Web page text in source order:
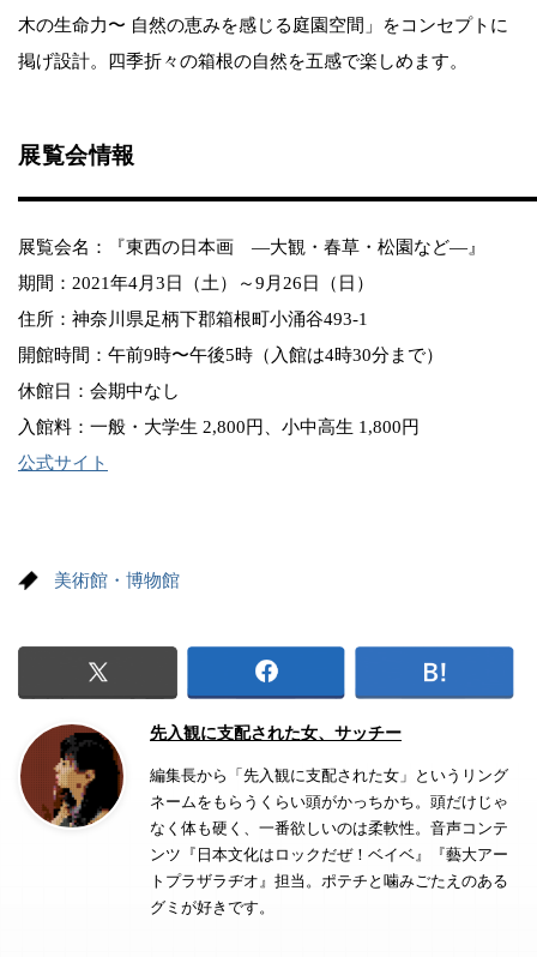
木の生命力〜 自然の恵みを感じる庭園空間」をコンセプトに
掲げ設計。四季折々の箱根の自然を五感で楽しめます。
展覧会情報
展覧会名：『東西の日本画 ―大観・春草・松園など―』
期間：2021年4月3日（土）～9月26日（日）
住所：神奈川県足柄下郡箱根町小涌谷493-1
開館時間：午前9時〜午後5時（入館は4時30分まで）
休館日：会期中なし
入館料：一般・大学生 2,800円、小中高生 1,800円
公式サイト
美術館・博物館
先入観に支配された女、サッチー
編集長から「先入観に支配された女」というリング
ネームをもらうくらい頭がかっちかち。頭だけじゃ
なく体も硬く、一番欲しいのは柔軟性。音声コンテ
ンツ『日本文化はロックだぜ！ベイベ』『藝大アー
トプラザラヂオ』担当。ポテチと噛みごたえのある
グミが好きです。